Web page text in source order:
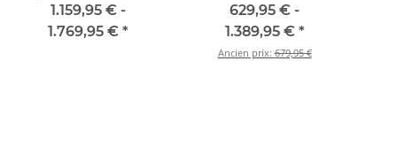
1.159,95 € -
1.769,95 € *
629,95 € -
1.389,95 € *
Ancien prix:679,95 €